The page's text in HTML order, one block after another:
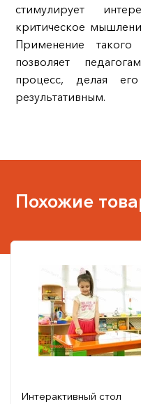
стимулирует
критическое
Применение
позволяет
процесс, делая
результативным.
Похожие
Интерактивный стол